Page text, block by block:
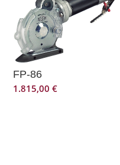
FP-86
1.815,00€